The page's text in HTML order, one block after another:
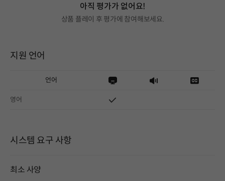
아직 평가가 없어요!
상품 플레이 후 평가에 참여해보세요.
지원 언어
언어
영어
시스템 요구 사항
최소 사양